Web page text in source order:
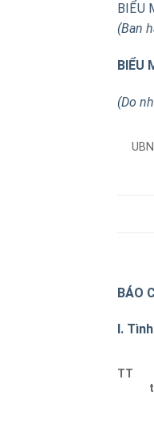
BIỂU
(Ban
BIỂU
(Do
BÁO
I.
TT